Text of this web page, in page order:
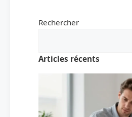
Rechercher
Articles récents